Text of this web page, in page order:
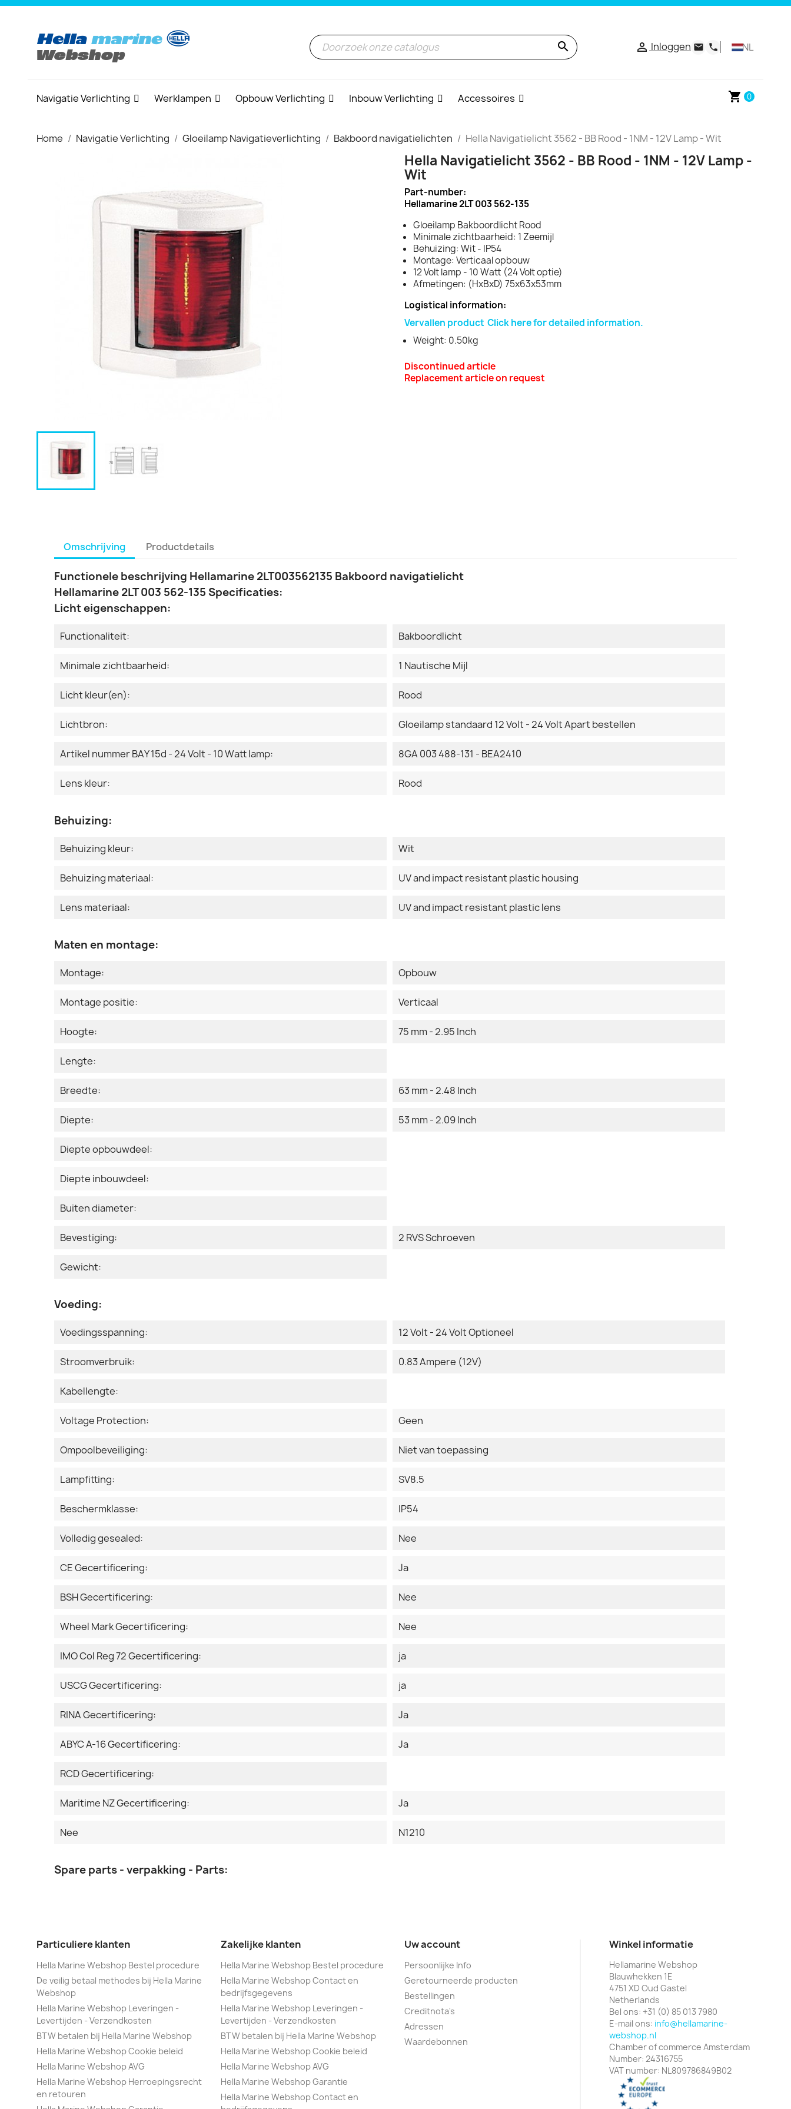
search  Inloggen email phone NL
Navigatie Verlichting Werklampen Opbouw Verlichting Inbouw Verlichting Accessoires shopping_cart 0
Home Navigatie Verlichting Gloeilamp Navigatieverlichting Bakboord navigatielichten Hella Navigatielicht 3562 - BB Rood - 1NM - 12V Lamp - Wit
Hella Navigatielicht 3562 - BB Rood - 1NM - 12V Lamp -
Wit
Part-number:
Hellamarine 2LT 003 562-135
Gloeilamp Bakboordlicht Rood
Minimale zichtbaarheid: 1 Zeemijl
Behuizing: Wit - IP54
Montage: Verticaal opbouw
12 Volt lamp - 10 Watt (24 Volt optie)
Afmetingen: (HxBxD) 75x63x53mm
Logistical information:
Vervallen product Click here for detailed information.
Weight: 0.50kg
Discontinued article
Replacement article on request
Omschrijving Productdetails
Functionele beschrijving Hellamarine 2LT003562135 Bakboord navigatielicht
Hellamarine 2LT 003 562-135 Specificaties:
Licht eigenschappen:
Functionaliteit: Bakboordlicht
Minimale zichtbaarheid: 1 Nautische Mijl
Licht kleur(en): Rood
Lichtbron: Gloeilamp standaard 12 Volt - 24 Volt Apart bestellen
Artikel nummer BAY 15d - 24 Volt - 10 Watt lamp: 8GA 003 488-131 - BEA2410
Lens kleur: Rood
Behuizing:
Behuizing kleur: Wit
Behuizing materiaal: UV and impact resistant plastic housing
Lens materiaal: UV and impact resistant plastic lens
Maten en montage:
Montage: Opbouw
Montage positie: Verticaal
Hoogte: 75 mm - 2.95 Inch
Lengte:
Breedte: 63 mm - 2.48 Inch
Diepte: 53 mm - 2.09 Inch
Diepte opbouwdeel:
Diepte inbouwdeel:
Buiten diameter:
Bevestiging: 2 RVS Schroeven
Gewicht:
Voeding:
Voedingsspanning: 12 Volt - 24 Volt Optioneel
Stroomverbruik: 0.83 Ampere (12V)
Kabellengte:
Voltage Protection: Geen
Ompoolbeveiliging: Niet van toepassing
Lampfitting: SV8.5
Beschermklasse: IP54
Volledig gesealed: Nee
CE Gecertificering: Ja
BSH Gecertificering: Nee
Wheel Mark Gecertificering: Nee
IMO Col Reg 72 Gecertificering: ja
USCG Gecertificering: ja
RINA Gecertificering: Ja
ABYC A-16 Gecertificering: Ja
RCD Gecertificering:
Maritime NZ Gecertificering: Ja
Nee N1210
Spare parts - verpakking - Parts:
Particuliere klanten
Hella Marine Webshop Bestel procedure
De veilig betaal methodes bij Hella Marine
Webshop
Hella Marine Webshop Leveringen -
Levertijden - Verzendkosten
BTW betalen bij Hella Marine Webshop
Hella Marine Webshop Cookie beleid
Hella Marine Webshop AVG
Hella Marine Webshop Herroepingsrecht
en retouren
Zakelijke klanten
Hella Marine Webshop Bestel procedure
Hella Marine Webshop Contact en
bedrijfsgegevens
Hella Marine Webshop Leveringen -
Levertijden - Verzendkosten
BTW betalen bij Hella Marine Webshop
Hella Marine Webshop Cookie beleid
Hella Marine Webshop AVG
Hella Marine Webshop Garantie
Hella Marine Webshop Contact en
Uw account
Persoonlijke Info
Geretourneerde producten
Bestellingen
Creditnota's
Adressen
Waardebonnen
Winkel informatie
Hellamarine Webshop
Blauwhekken 1E
4751 XD Oud Gastel
Netherlands
Bel ons: +31 (0) 85 013 7980
E-mail ons: info@hellamarine-
webshop.nl
Chamber of commerce Amsterdam
Number: 24316755
VAT number: NL809786849B02